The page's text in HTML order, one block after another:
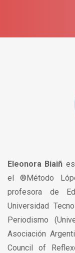
Eleonora Biaiñ
el ®Método
profesora de
Universidad
Periodismo
Asociación
Council of